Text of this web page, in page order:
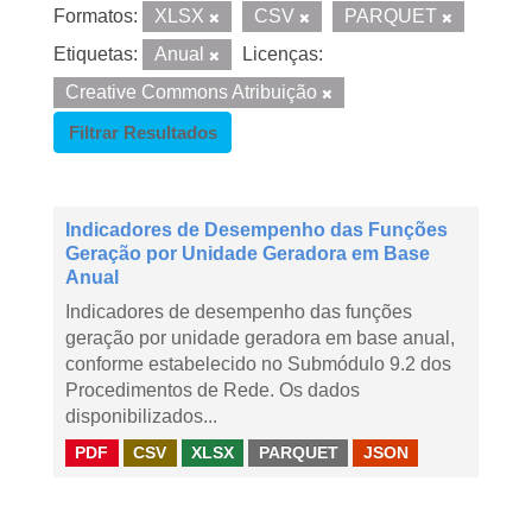
Formatos: XLSX CSV
PARQUET
Etiquetas:
Anual
Licenças:
Creative Commons Atribuição
Filtrar Resultados
Indicadores de Desempenho das Funções
Geração por Unidade Geradora em Base
Anual
Indicadores de desempenho das funções
geração por unidade geradora em base anual,
conforme estabelecido no Submódulo 9.2 dos
Procedimentos de Rede. Os dados
disponibilizados...
PDF CSV XLSX PARQUET JSON